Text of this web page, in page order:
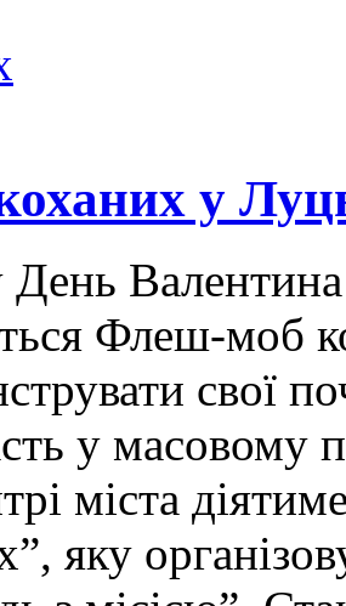
у
Флеш-моб
свої
у масовому
міста
яку